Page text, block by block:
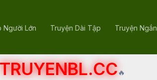
Người Lớn Truyện Dài Tập Truyện Ngắn
TRUYENBL.CC🔥